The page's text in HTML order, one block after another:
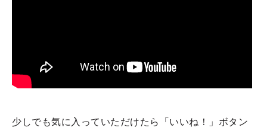
少しでも気に入っていただけたら「いいね！」ボタン